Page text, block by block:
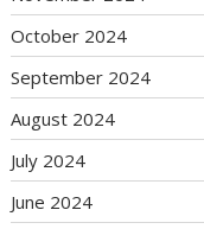
October 2024
September 2024
August 2024
July 2024
June 2024